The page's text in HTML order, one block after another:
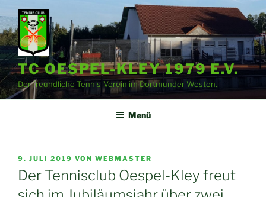
Zum
Inhalt
springen
TC OESPEL-KLEY 1979 E.V.
Der freundliche Tennis-Verein im Dortmunder Westen.
Menü
VERÖFFENTLICHT
AM
9. JULI 2019 VON WEBMASTER
Der Tennisclub Oespel-Kley freut